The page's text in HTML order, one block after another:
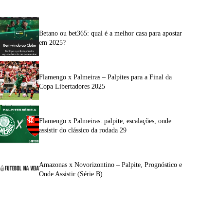
Betano ou bet365: qual é a melhor casa para apostar
em 2025?
Flamengo x Palmeiras – Palpites para a Final da
Copa Libertadores 2025
Flamengo x Palmeiras: palpite, escalações, onde
assistir do clássico da rodada 29
Amazonas x Novorizontino – Palpite, Prognóstico e
Onde Assistir (Série B)